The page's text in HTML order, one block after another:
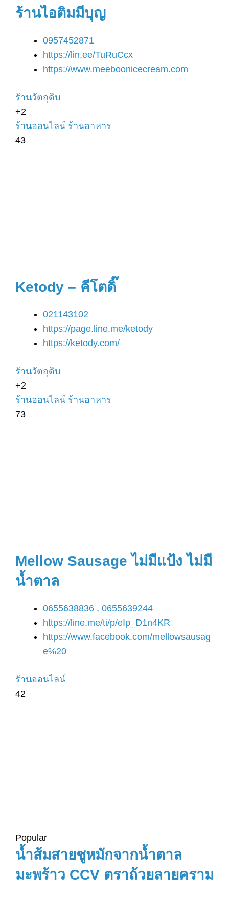
ร้านไอติมมีบุญ
0957452871
https://lin.ee/TuRuCcx
https://www.meeboonicecream.com
ร้านวัตถุดิบ
+2
ร้านออนไลน์ ร้านอาหาร
43
Ketody – คีโตดิ๊
021143102
https://page.line.me/ketody
https://ketody.com/
ร้านวัตถุดิบ
+2
ร้านออนไลน์ ร้านอาหาร
73
Mellow Sausage ไม่มีแป้ง ไม่มี
น้ำตาล
0655638836 , 0655639244
https://line.me/ti/p/eIp_D1n4KR
https://www.facebook.com/mellowsausag
e%20
ร้านออนไลน์
42
Popular
น้ำส้มสายชูหมักจากน้ำตาล
มะพร้าว CCV ตราถ้วยลายคราม